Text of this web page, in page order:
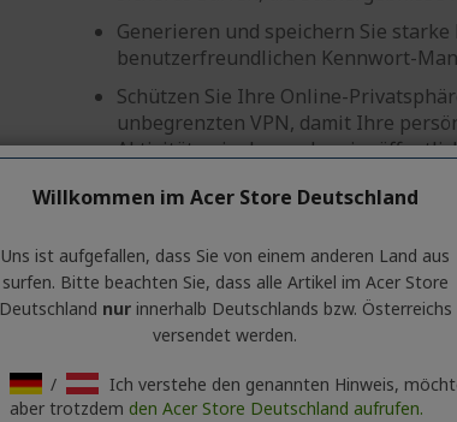
Generieren und speichern Sie
benutzerfreundlichen Kennwort-
Schützen Sie Ihre Online-
unbegrenzten VPN, damit Ihre
Aktivitäten insbesondere im
Schützen Sie Ihre Geräte mit dem
Acer FHD-Webcam
Referenz HP.EXPBG.019
Willkommen im Acer Store Deutschland
Uns ist aufgefallen, dass Sie von einem anderen Land aus
surfen. Bitte beachten Sie, dass alle Artikel im Acer Store
Deutschland nurinnerhalb Deutschlands bzw. Österreichs
versendet werden.
/
Ich verstehe den genannten Hinweis,
aber trotzdem den Acer Store Deutschland aufrufen.